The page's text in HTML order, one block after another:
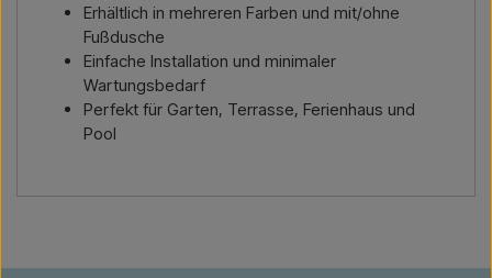
Erhältlich in mehreren Farben und mit/ohne
Fußdusche
Einfache Installation und minimaler
Wartungsbedarf
Perfekt für Garten, Terrasse, Ferienhaus und
Pool